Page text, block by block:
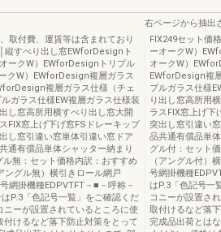
取付費、運賃等は含まれており
縦すべり出し窓EWforDesignト
ークW）EWforDesignトリプル
クW）EWforDesign複層ガラス
複層ガラス仕様（チェ
ガラス仕様EW複層ガラス仕様装
し窓高所用横すべり出し窓大開
FIX窓上げ下げ窓FSドレーキップ
し窓引違い窓単体引違い窓ドア
通有償品単体シャッター納まり
無：セット価格内訳：おすすめ
グル無）横引きロール網戸
網掛機種EDPVTFT－■－呼称－
P.3「色記号一覧」をご確認くだ
ーが設置されているところに使
けるなど落下防止対策をとって
右ページから抽出
FIX249セット価
ーオークW）
オークW）
EWforDesign複
プルガラス仕様
り出し窓高所用
ラスFIX窓上げ下
突出し窓引違い
品共通有償品単
グル付：セット
（アングル付）
号網掛機種
はP.3「色記号一
コニーが設置さ
取付けるなど落
完成品出荷とは